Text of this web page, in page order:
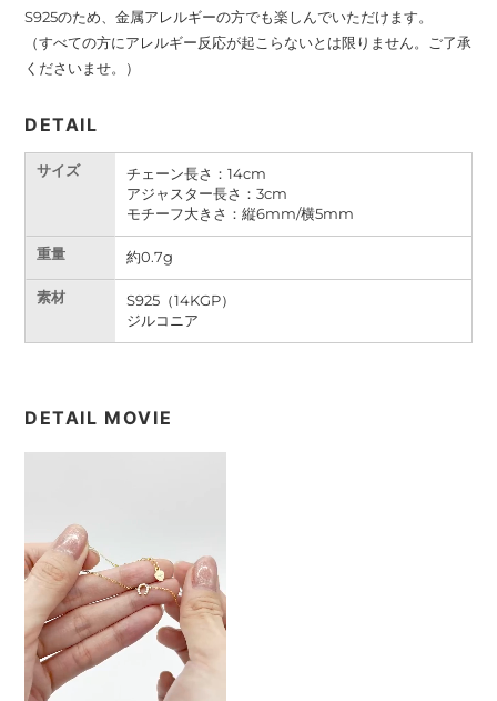
S925のため、金属アレルギーの方でも楽しんでいただけます。
（すべての方にアレルギー反応が起こらないとは限りません。ご了承
くださいませ。）
DETAIL
サイズ
チェーン長さ：14cm
アジャスター長さ：3cm
モチーフ大きさ：縦6mm/横5mm
重量 約0.7g
素材
S925（14KGP）
ジルコニア
DETAIL MOVIE